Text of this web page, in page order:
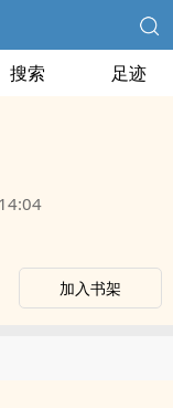
搜索 足迹
加入书架